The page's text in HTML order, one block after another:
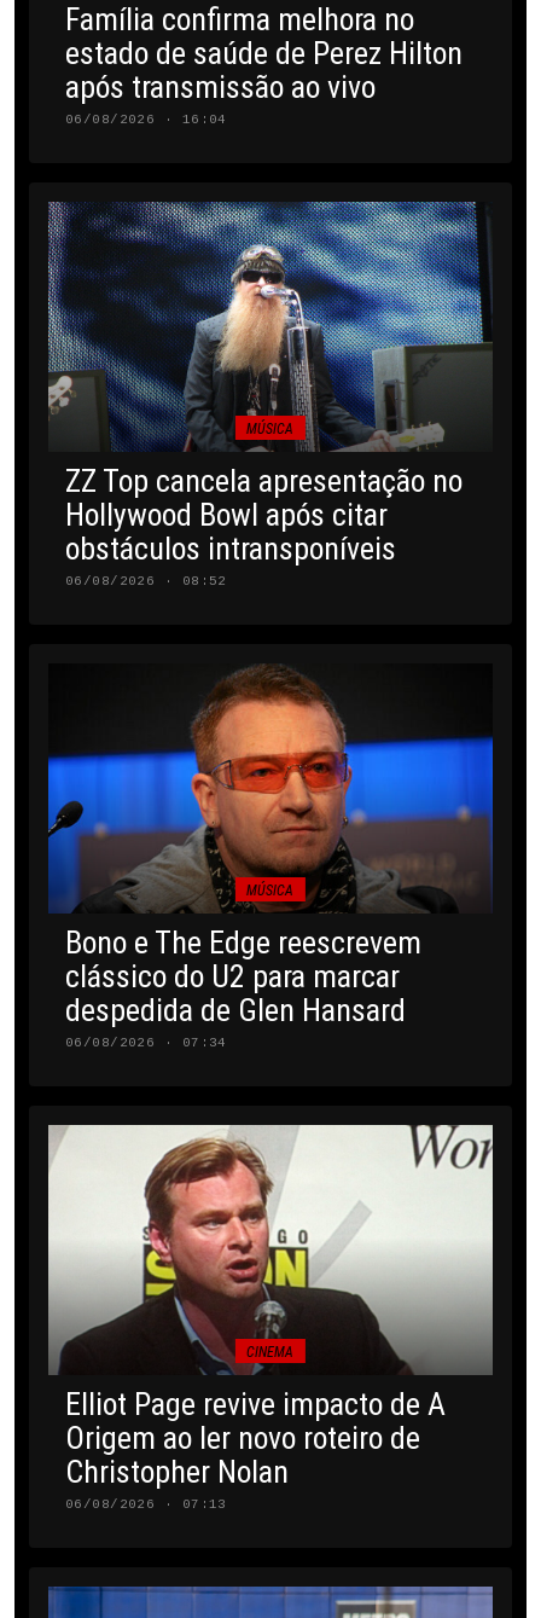
Família confirma melhora no
estado de saúde de Perez Hilton
após transmissão ao vivo
06/08/2026 · 16:04
MÚSICA
ZZ Top cancela apresentação no
Hollywood Bowl após citar
obstáculos intransponíveis
06/08/2026 · 08:52
MÚSICA
Bono e The Edge reescrevem
clássico do U2 para marcar
despedida de Glen Hansard
06/08/2026 · 07:34
CINEMA
Elliot Page revive impacto de A
Origem ao ler novo roteiro de
Christopher Nolan
06/08/2026 · 07:13